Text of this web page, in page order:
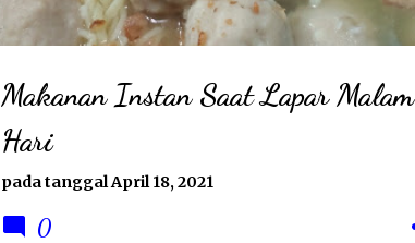
Makanan Instan Saat Lapar Malam
Hari
pada tanggalApril 18, 2021
0